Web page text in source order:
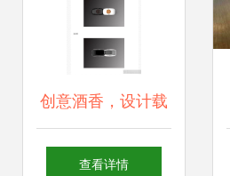
创意酒香，设计载
道——简析中国白
查看详情